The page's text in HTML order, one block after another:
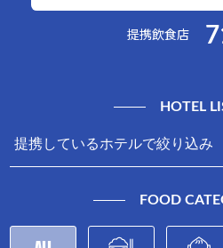
提携飲食店
HOTEL
FOOD